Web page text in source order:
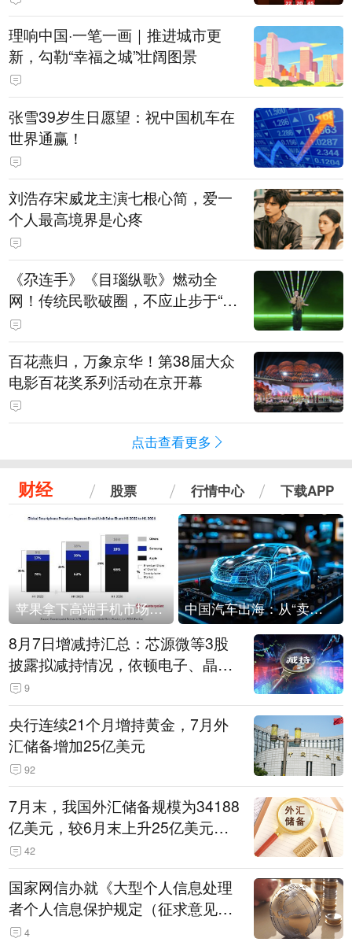
理响中国·一笔一画｜推进城市更
新，勾勒“幸福之城”壮阔图景
张雪39岁生日愿望：祝中国机车在
世界通赢！
刘浩存宋威龙主演七根心简，爱一
个人最高境界是心疼
《尕连手》《目瑙纵歌》燃动全
网！传统民歌破圈，不应止步于“上
头”
百花燕归，万象京华！第38届大众
电影百花奖系列活动在京开幕
点击查看更多
财经 股票 行情中心 下载APP
苹果拿下高端手机市场65%的份额：iPhone 17系列功不可没 中国汽车出海：从“卖出去”到“走进去”
8月7日增减持汇总：芯源微等3股
披露拟减持情况，依顿电子、晶华
微拟增持（表）
9
央行连续21个月增持黄金，7月外
汇储备增加25亿美元
92
7月末，我国外汇储备规模为34188
亿美元，较6月末上升25亿美元，
升幅为0.07%
42
国家网信办就《大型个人信息处理
者个人信息保护规定（征求意见
稿）》公开征求意见
4